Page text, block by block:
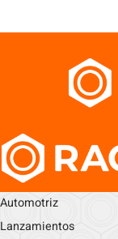
Automotriz
Lanzamientos